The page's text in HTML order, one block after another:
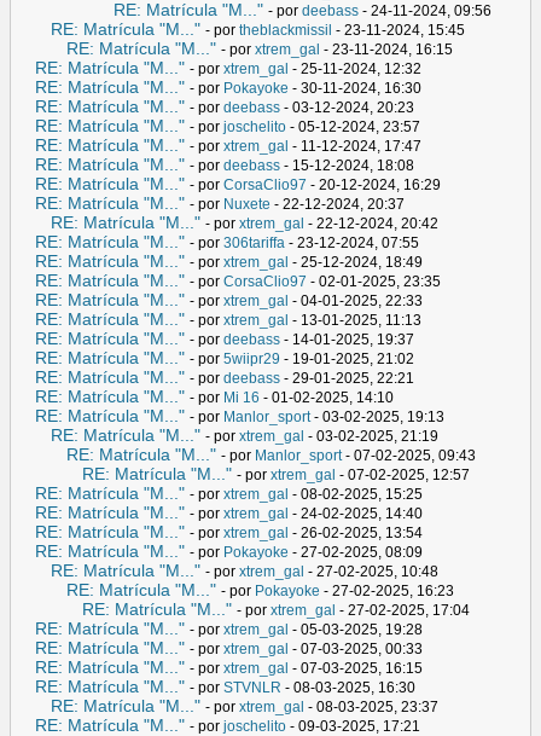
RE: Matrícula "M..." - por deebass - 24-11-2024, 09:56
RE: Matrícula "M..." - por theblackmissil - 23-11-2024, 15:45
RE: Matrícula "M..." - por xtrem_gal - 23-11-2024, 16:15
RE: Matrícula "M..." - por xtrem_gal - 25-11-2024, 12:32
RE: Matrícula "M..." - por Pokayoke - 30-11-2024, 16:30
RE: Matrícula "M..." - por deebass - 03-12-2024, 20:23
RE: Matrícula "M..." - por joschelito - 05-12-2024, 23:57
RE: Matrícula "M..." - por xtrem_gal - 11-12-2024, 17:47
RE: Matrícula "M..." - por deebass - 15-12-2024, 18:08
RE: Matrícula "M..." - por CorsaClio97 - 20-12-2024, 16:29
RE: Matrícula "M..." - por Nuxete - 22-12-2024, 20:37
RE: Matrícula "M..." - por xtrem_gal - 22-12-2024, 20:42
RE: Matrícula "M..." - por 306tariffa - 23-12-2024, 07:55
RE: Matrícula "M..." - por xtrem_gal - 25-12-2024, 18:49
RE: Matrícula "M..." - por CorsaClio97 - 02-01-2025, 23:35
RE: Matrícula "M..." - por xtrem_gal - 04-01-2025, 22:33
RE: Matrícula "M..." - por xtrem_gal - 13-01-2025, 11:13
RE: Matrícula "M..." - por deebass - 14-01-2025, 19:37
RE: Matrícula "M..." - por 5wiipr29 - 19-01-2025, 21:02
RE: Matrícula "M..." - por deebass - 29-01-2025, 22:21
RE: Matrícula "M..." - por Mi 16 - 01-02-2025, 14:10
RE: Matrícula "M..." - por Manlor_sport- 03-02-2025, 19:13
RE: Matrícula "M..." - por xtrem_gal - 03-02-2025, 21:19
RE: Matrícula "M..." - por Manlor_sport- 07-02-2025, 09:43
RE: Matrícula "M..." - por xtrem_gal - 07-02-2025, 12:57
RE: Matrícula "M..." - por xtrem_gal - 08-02-2025, 15:25
RE: Matrícula "M..." - por xtrem_gal - 24-02-2025, 14:40
RE: Matrícula "M..." - por xtrem_gal - 26-02-2025, 13:54
RE: Matrícula "M..." - por Pokayoke - 27-02-2025, 08:09
RE: Matrícula "M..." - por xtrem_gal - 27-02-2025, 10:48
RE: Matrícula "M..." - por Pokayoke - 27-02-2025, 16:23
RE: Matrícula "M..." - por xtrem_gal - 27-02-2025, 17:04
RE: Matrícula "M..." - por xtrem_gal - 05-03-2025, 19:28
RE: Matrícula "M..." - por xtrem_gal - 07-03-2025, 00:33
RE: Matrícula "M..." - por xtrem_gal - 07-03-2025, 16:15
RE: Matrícula "M..." - por STVNLR - 08-03-2025, 16:30
RE: Matrícula "M..." - por xtrem_gal - 08-03-2025, 23:37
RE: Matrícula "M..." - por joschelito - 09-03-2025, 17:21